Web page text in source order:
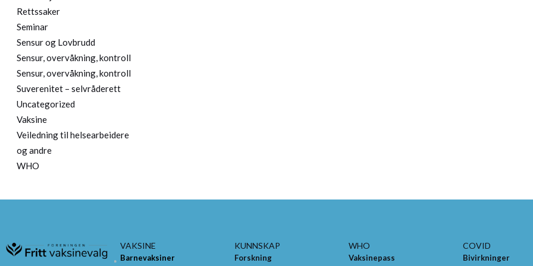
Rettssaker
Seminar
Sensur og Lovbrudd
Sensur, overvåkning, kontroll
Sensur, overvåkning, kontroll
Suverenitet – selvråderett
Uncategorized
Vaksine
Veiledning til helsearbeidere
og andre
WHO
VAKSINE
Barnevaksiner
KUNNSKAP
Forskning
WHO
Vaksinepass
COVID
Bivirkninger